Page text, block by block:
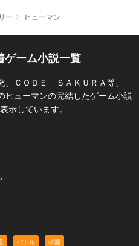
ー ヒューマン
ゲーム小説一覧
、ＣＯＤＥ ＳＡＫＵＲＡ等、
ューマンの完結したゲーム小説
示しています。
バトル 学園